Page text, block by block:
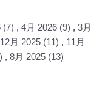
(7) 4月 2026 (9)
3月
12月 2025 (11)
11月
8月 2025 (13)